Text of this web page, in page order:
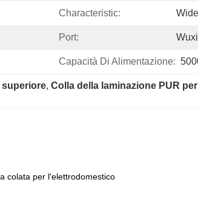
Characteristic:
Port: Wuxi
Capacità Di Alimentazione:
superiore, Colla della laminazione PUR
colata per l'elettrodomestico